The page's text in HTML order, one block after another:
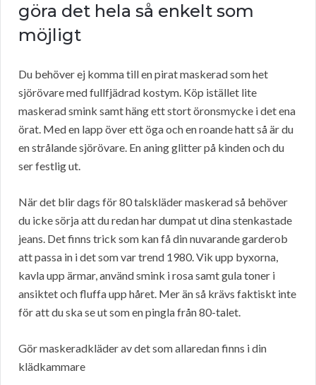
göra det hela så enkelt som
möjligt
Du behöver ej komma till en pirat maskerad som het
sjörövare med fullfjädrad kostym. Köp istället lite
maskerad smink samt häng ett stort öronsmycke i det ena
örat. Med en lapp över ett öga och en roande hatt så är du
en strålande sjörövare. En aning glitter på kinden och du
ser festlig ut.
När det blir dags för 80 talskläder maskerad så behöver
du icke sörja att du redan har dumpat ut dina stenkastade
jeans. Det finns trick som kan få din nuvarande garderob
att passa in i det som var trend 1980. Vik upp byxorna,
kavla upp ärmar, använd smink i rosa samt gula toner i
ansiktet och fluffa upp håret. Mer än så krävs faktiskt inte
för att du ska se ut som en pingla från 80-talet.
Gör maskeradkläder av det som allaredan finns i din
klädkammare